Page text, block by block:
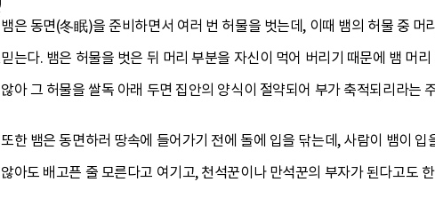
뱀은 동면(冬眠)을 준비하면서 여러 번 허물을 벗는데, 이때 뱀의 허물 중
믿는다. 뱀은 허물을 벗은 뒤 머리 부분을 자신이 먹어 버리기 때문에 뱀 머
않아 그 허물을 쌀독 아래 두면 집안의 양식이 절약되어 부가 축적되리라는
또한 뱀은 동면하러 땅속에 들어가기 전에 돌에 입을 닦는데, 사람이 뱀이
않아도 배고픈 줄 모른다고 여기고, 천석꾼이나 만석꾼의 부자가 된다고도